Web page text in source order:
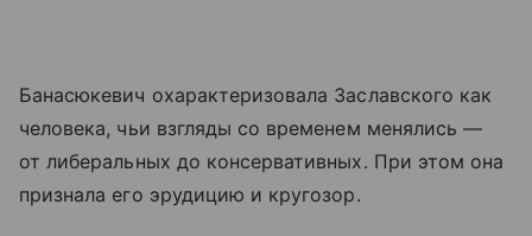
Банасюкевич охарактеризовала Заславского как
человека, чьи взгляды со временем менялись —
от либеральных до консервативных. При этом она
признала его эрудицию и кругозор.